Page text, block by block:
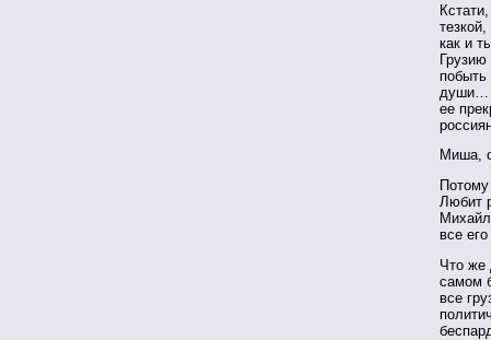
как и
побыть
души…
ее
Миша,
Любит
все
Что же
самом
все